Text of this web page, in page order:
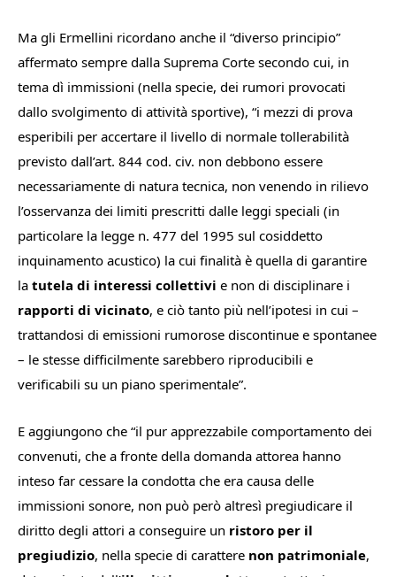
Ma gli Ermellini ricordano anche il “diverso principio”
affermato sempre dalla Suprema Corte secondo cui, in
tema dì immissioni (nella specie, dei rumori provocati
dallo svolgimento di attività sportive), “i mezzi di prova
esperibili per accertare il livello di normale tollerabilità
previsto dall’art. 844 cod. civ. non debbono essere
necessariamente di natura tecnica, non venendo in rilievo
l’osservanza dei limiti prescritti dalle leggi speciali (in
particolare la legge n. 477 del 1995 sul cosiddetto
inquinamento acustico) la cui finalità è quella di garantire
la tutela di interessi collettivi e non di disciplinare i
rapporti di vicinato, e ciò tanto più nell’ipotesi in cui –
trattandosi di emissioni rumorose discontinue e spontanee
– le stesse difficilmente sarebbero riproducibili e
verificabili su un piano sperimentale”.
E aggiungono che “il pur apprezzabile comportamento dei
convenuti, che a fronte della domanda attorea hanno
inteso far cessare la condotta che era causa delle
immissioni sonore, non può però altresì pregiudicare il
diritto degli attori a conseguire un ristoro per il
pregiudizio, nella specie di carattere non patrimoniale,